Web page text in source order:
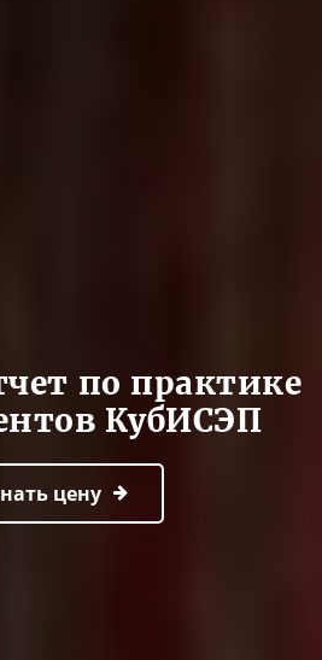
по практике
КубИСЭП
цену